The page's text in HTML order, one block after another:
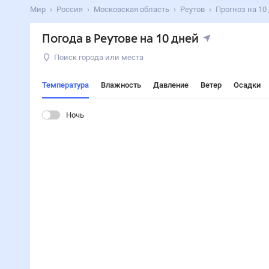
Мир Россия Московская область Реутов Прогноз на 10
Погода в Реутове на 10 дней
Поиск города или места
Температура Влажность Давление Ветер Осадки
Ночь